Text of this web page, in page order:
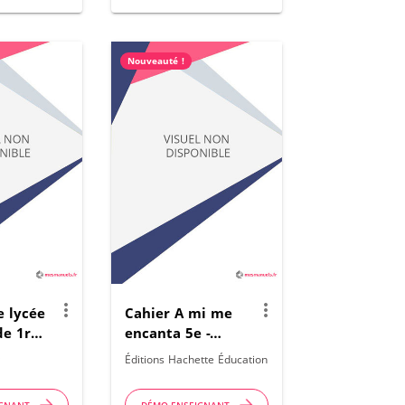
lycée
1re
more_vert
Nouveauté !
Cahier A mi me
encanta 5e -
Espagnol - 2026
more_vert
Éditions Hachette Éducation